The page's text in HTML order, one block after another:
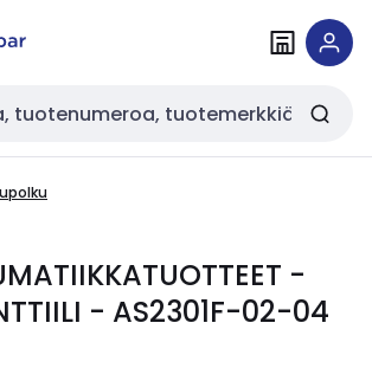
-
- AS2301F-02-04